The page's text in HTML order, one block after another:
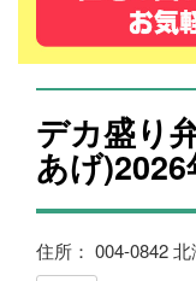
デカ盛り
あげ
住所： 004-0842